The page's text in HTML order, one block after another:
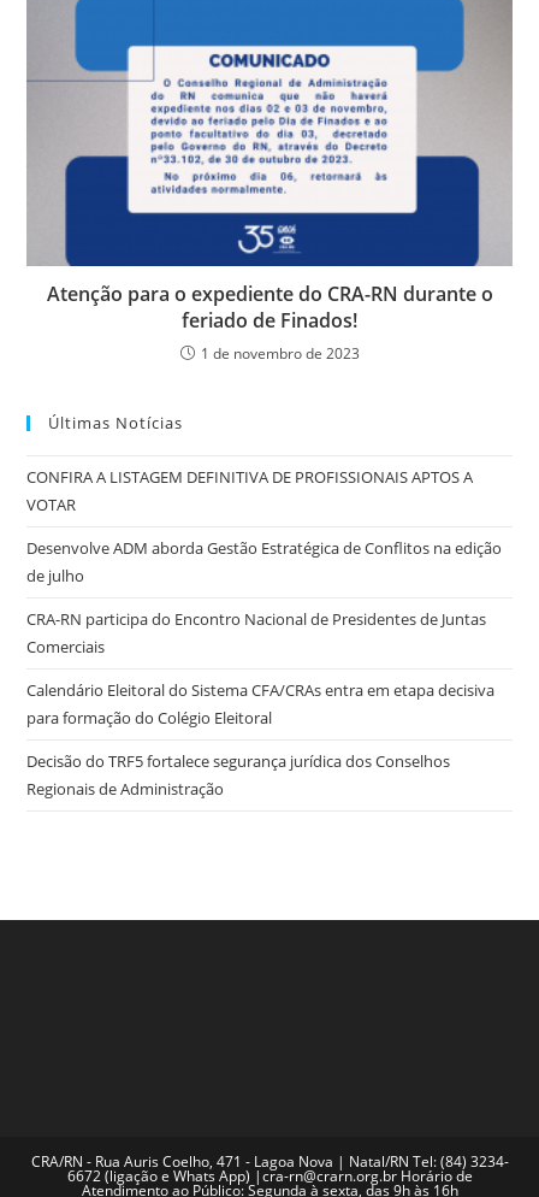
Atenção para o expediente do CRA-RN durante o
feriado de Finados!
1 de novembro de 2023
Últimas Notícias
CONFIRA A LISTAGEM DEFINITIVA DE PROFISSIONAIS APTOS A
VOTAR
Desenvolve ADM aborda Gestão Estratégica de Conflitos na edição
de julho
CRA-RN participa do Encontro Nacional de Presidentes de Juntas
Comerciais
Calendário Eleitoral do Sistema CFA/CRAs entra em etapa decisiva
para formação do Colégio Eleitoral
Decisão do TRF5 fortalece segurança jurídica dos Conselhos
Regionais de Administração
CRA/RN - Rua Auris Coelho, 471 - Lagoa Nova | Natal/RN Tel: (84) 3234-
6672 (ligação e Whats App) |cra-rn@crarn.org.br Horário de
Atendimento ao Público: Segunda à sexta, das 9h às 16h